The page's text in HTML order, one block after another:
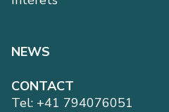
NEWS
CONTACT
Tel: +41 794076051